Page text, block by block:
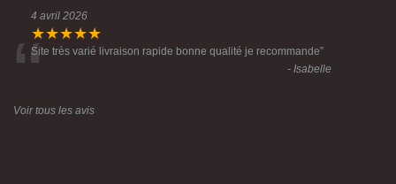
4 avril 2026
★★★★★
“Site très varié livraison rapide bonne qualité je recommande”
- Isabelle
Voir tous les avis